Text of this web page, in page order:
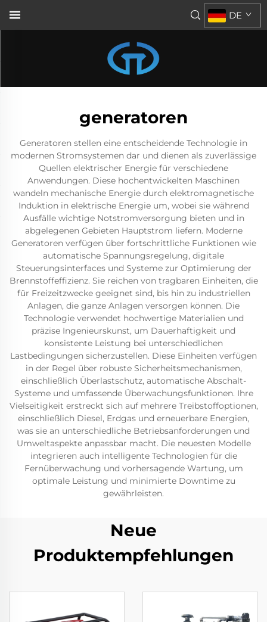
DE
generatoren
Generatoren stellen eine entscheidende Technologie in
modernen Stromsystemen dar und dienen als zuverlässige
Quellen elektrischer Energie für verschiedene
Anwendungen. Diese hochentwickelten Maschinen
wandeln mechanische Energie durch elektromagnetische
Induktion in elektrische Energie um, wobei sie während
Ausfälle wichtige Notstromversorgung bieten und in
abgelegenen Gebieten Hauptstrom liefern. Moderne
Generatoren verfügen über fortschrittliche Funktionen wie
automatische Spannungsregelung, digitale
Steuerungsinterfaces und Systeme zur Optimierung der
Brennstoffeffizienz. Sie reichen von tragbaren Einheiten, die
für Freizeitzwecke geeignet sind, bis hin zu industriellen
Anlagen, die ganze Anlagen versorgen können. Die
Technologie verwendet hochwertige Materialien und
präzise Ingenieurskunst, um Dauerhaftigkeit und
konsistente Leistung bei unterschiedlichen
Lastbedingungen sicherzustellen. Diese Einheiten verfügen
in der Regel über robuste Sicherheitsmechanismen,
einschließlich Überlastschutz, automatische Abschalt-
Systeme und umfassende Überwachungsfunktionen. Ihre
Vielseitigkeit erstreckt sich auf mehrere Treibstoffoptionen,
einschließlich Diesel, Erdgas und erneuerbare Energien,
was sie an unterschiedliche Betriebsanforderungen und
Umweltaspekte anpassbar macht. Die neuesten Modelle
integrieren auch intelligente Technologien für die
Fernüberwachung und vorhersagende Wartung, um
optimale Leistung und minimierte Downtime zu
gewährleisten.
Neue
Produktempfehlungen